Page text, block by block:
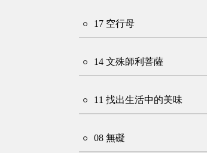
17 空行母
14 文殊師利菩薩
11 找出生活中的美味
08 無礙